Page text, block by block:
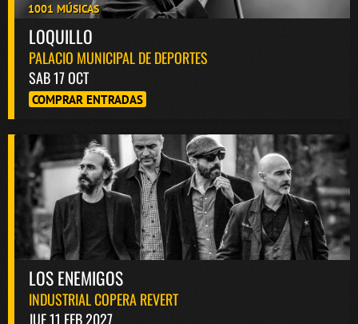
1001 MÚSICAS
LOQUILLO
PALACIO MUNICIPAL DE DEPORTES
SAB 17 OCT
COMPRAR ENTRADAS
LOS ENEMIGOS
INDUSTRIAL COPERA REVERT
JUE 11 FEB 2027